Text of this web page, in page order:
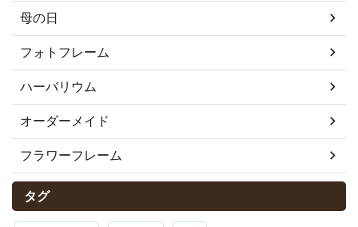
母の日
フォトフレーム
ハーバリウム
オーダーメイド
フラワーフレーム
タグ